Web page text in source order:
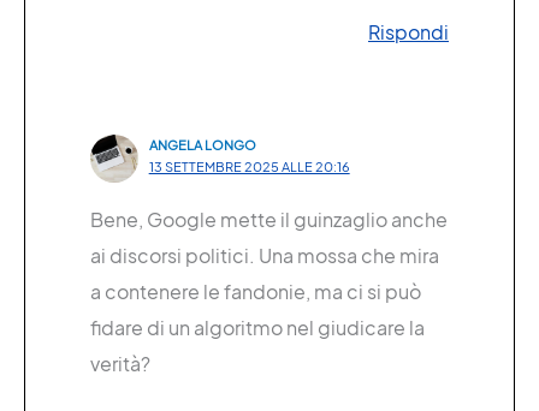
Rispondi
ANGELA LONGO
13 SETTEMBRE 2025 ALLE 20:16
Bene, Google mette il guinzaglio anche
ai discorsi politici. Una mossa che mira
a contenere le fandonie, ma ci si può
fidare di un algoritmo nel giudicare la
verità?